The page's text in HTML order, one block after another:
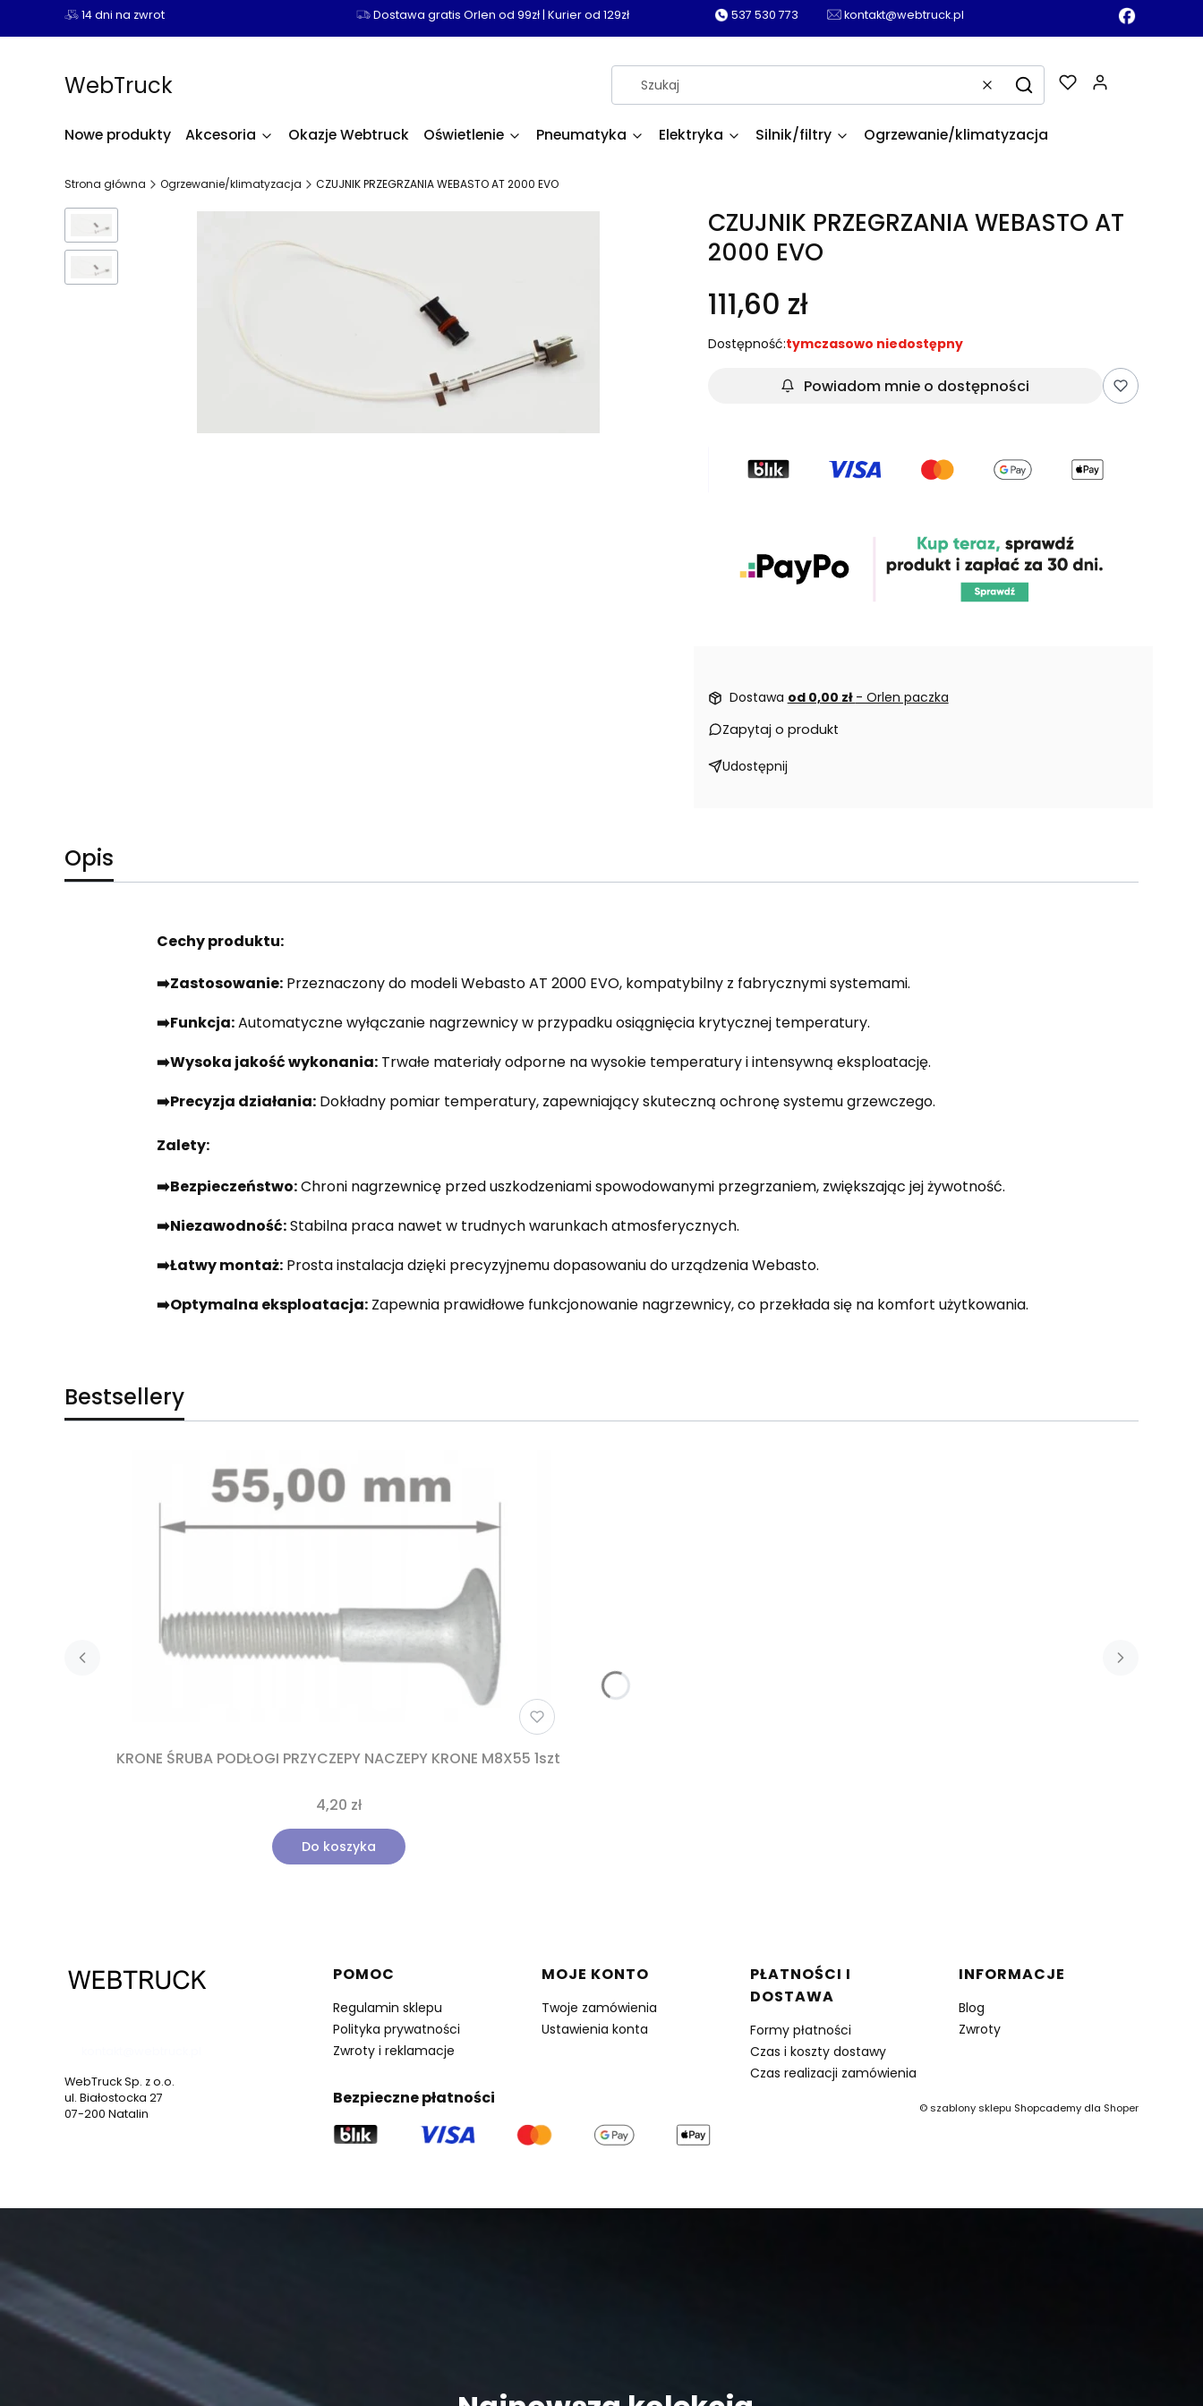
14 dni na zwrot Dostawa gratis Orlen od 99zł | Kurier od 129zł 537 530 773 kontakt@webtruck.pl
WebTruck WyczyśćSzukaj
Nowe produkty Akcesoria Okazje Webtruck Oświetlenie Pneumatyka Elektryka Silnik/filtry Ogrzewanie/klimatyzacja
Strona główna Ogrzewanie/klimatyzacja CZUJNIK PRZEGRZANIA WEBASTO AT 2000 EVO
CZUJNIK PRZEGRZANIA WEBASTO AT
2000 EVO
111,60 zł
Dostępność:tymczasowo niedostępny
Powiadom mnie o dostępności
Dostawa od 0,00 zł - Orlen paczka
Zapytaj o produkt
Udostępnij
Opis
Cechy produktu:
➡️Zastosowanie:Przeznaczony do modeli Webasto AT 2000 EVO, kompatybilny z fabrycznymi systemami.
➡️Funkcja:Automatyczne wyłączanie nagrzewnicy w przypadku osiągnięcia krytycznej temperatury.
➡️Wysoka jakość wykonania:Trwałe materiały odporne na wysokie temperatury i intensywną eksploatację.
➡️Precyzja działania:Dokładny pomiar temperatury, zapewniający skuteczną ochronę systemu grzewczego.
Zalety:
➡️Bezpieczeństwo:Chroni nagrzewnicę przed uszkodzeniami spowodowanymi przegrzaniem, zwiększając jej żywotność.
➡️Niezawodność:Stabilna praca nawet w trudnych warunkach atmosferycznych.
➡️Łatwy montaż:Prosta instalacja dzięki precyzyjnemu dopasowaniu do urządzenia Webasto.
➡️Optymalna eksploatacja:Zapewnia prawidłowe funkcjonowanie nagrzewnicy, co przekłada się na komfort użytkowania.
Bestsellery
KRONE ŚRUBA PODŁOGI PRZYCZEPY NACZEPY KRONE M8X55 1szt
4,20 zł
Do koszyka
WebTruck Sp. z o.o.
ul. Białostocka 27
07-200 Natalin
Linki w stopce
POMOC
Regulamin sklepu
Polityka prywatności
Zwroty i reklamacje
MOJE KONTO
Twoje zamówienia
Ustawienia konta
PŁATNOŚCI I
DOSTAWA
Formy płatności
Czas i koszty dostawy
Czas realizacji zamówienia
INFORMACJE
Blog
Zwroty
Bezpieczne płatności ©szablony sklepu Shopcademy dla Shoper